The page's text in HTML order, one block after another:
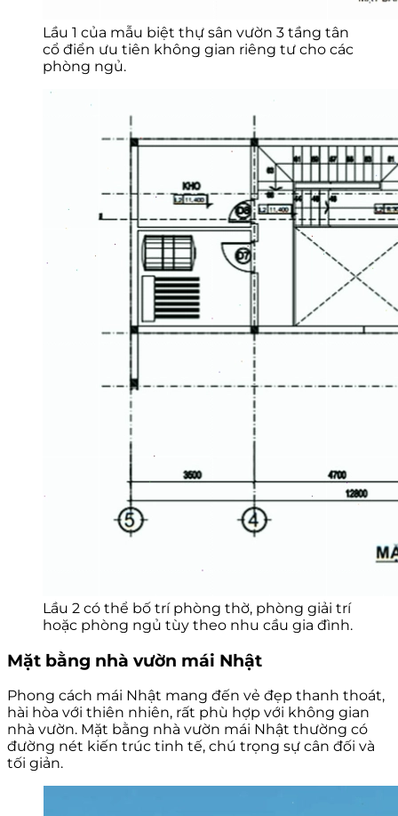
Lầu 1 của mẫu biệt thự sân vườn 3 tầng tân
cổ điển ưu tiên không gian riêng tư cho các
phòng ngủ.
Lầu 2 có thể bố trí phòng thờ, phòng giải trí
hoặc phòng ngủ tùy theo nhu cầu gia đình.
Mặt bằng nhà vườn mái Nhật
Phong cách mái Nhật mang đến vẻ đẹp thanh thoát,
hài hòa với thiên nhiên, rất phù hợp với không gian
nhà vườn. Mặt bằng nhà vườn mái Nhật thường có
đường nét kiến trúc tinh tế, chú trọng sự cân đối và
tối giản.